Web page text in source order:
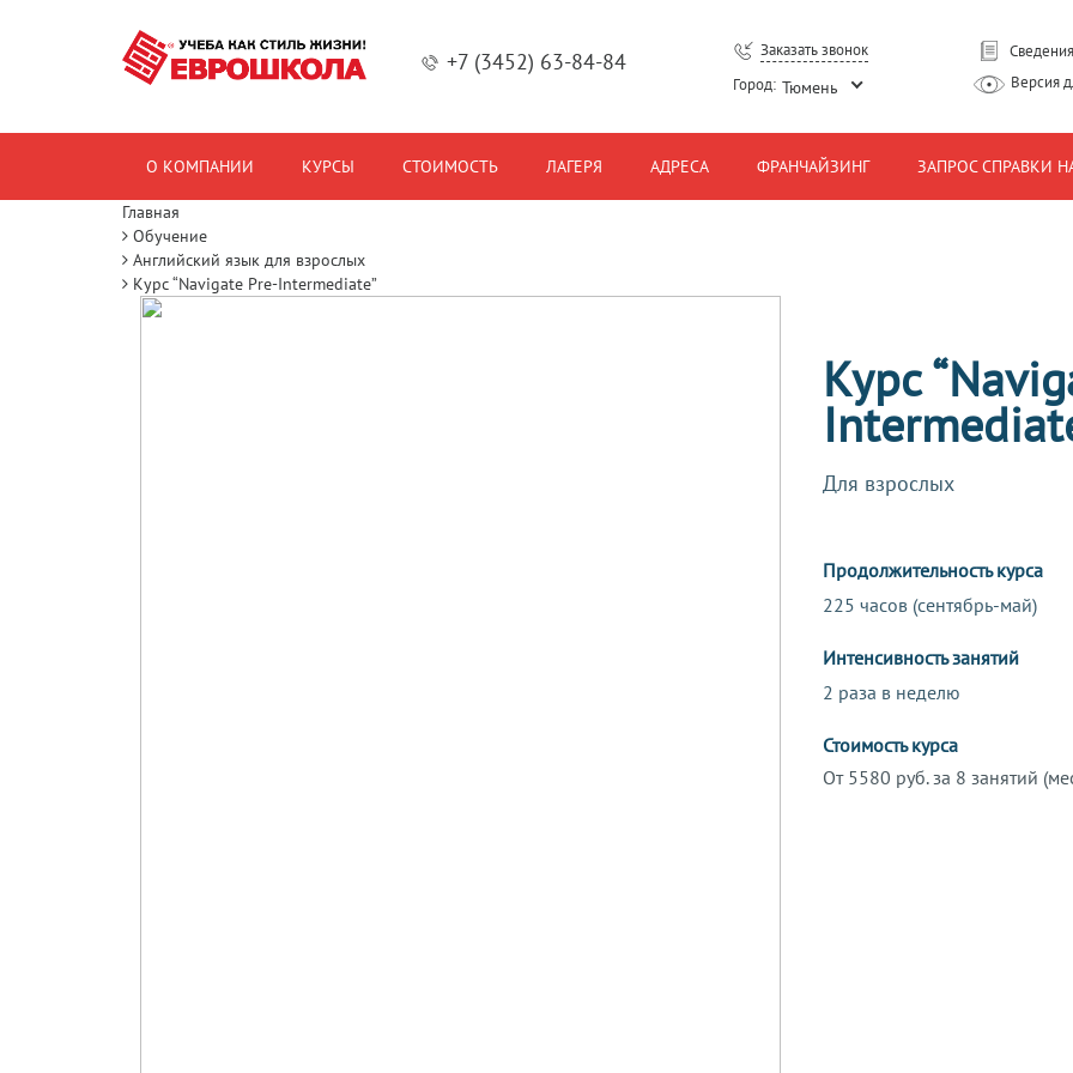
+7 (3452) 63-84-84
Заказать звонок
Город: Тюмень
Версия
О КОМПАНИИ КУРСЫ СТОИМОСТЬ ЛАГЕРЯ АДРЕСА ФРАНЧАЙЗИНГ ЗАПРОС СПРАВКИ
Главная
Обучение
Английский язык для взрослых
Курс “Navigate Pre-Intermediate”
Курс
Для взрослых
Продолжительность курса
225 часов (сентябрь-май)
Интенсивность занятий
2 раза в неделю
Стоимость курса
От 5580 руб. за 8 занятий